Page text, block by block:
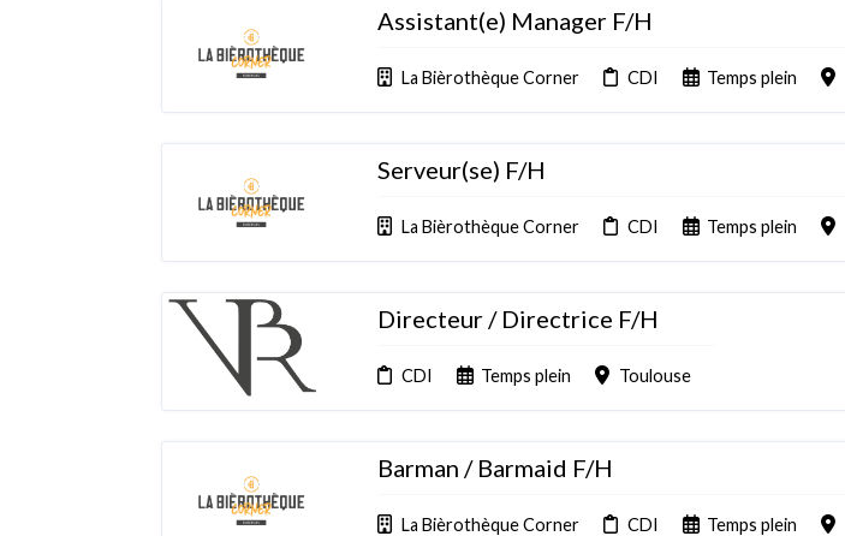
Assistant(e) Manager F/H
La Bièrothèque Corner CDI Temps plein
Serveur(se) F/H
La Bièrothèque Corner CDI Temps plein
Directeur / Directrice F/H
CDI Temps plein Toulouse
Barman / Barmaid F/H
La Bièrothèque Corner CDI Temps plein